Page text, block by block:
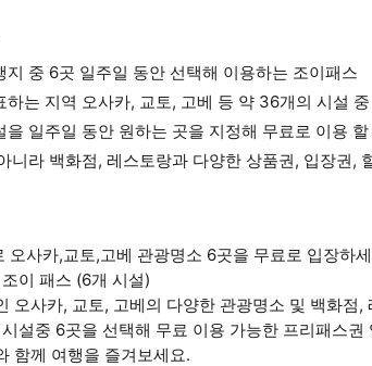
지 중 6곳 일주일 동안 선택해 이용하는 조이패스
하는 지역 오사카, 교토, 고베 등 약 36개의 시설
을 일주일 동안 원하는 곳을 지정해 무료로 이용
니라 백화점, 레스토랑과 다양한 상품권, 입장권,
오사카,교토,고베 관광명소 6곳을 무료로 입장하
이 패스 (6개 시설)
오사카, 교토, 고베의 다양한 관광명소 및 백화점
설중 6곳을 선택해 무료 이용 가능한 프리패스
함께 여행을 즐겨보세요.